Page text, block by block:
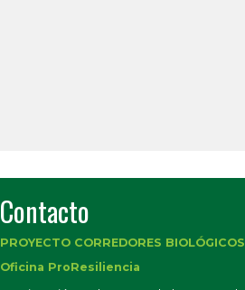
Contacto
PROYECTO CORREDORES BIOLÓGICOS
Oficina ProResiliencia